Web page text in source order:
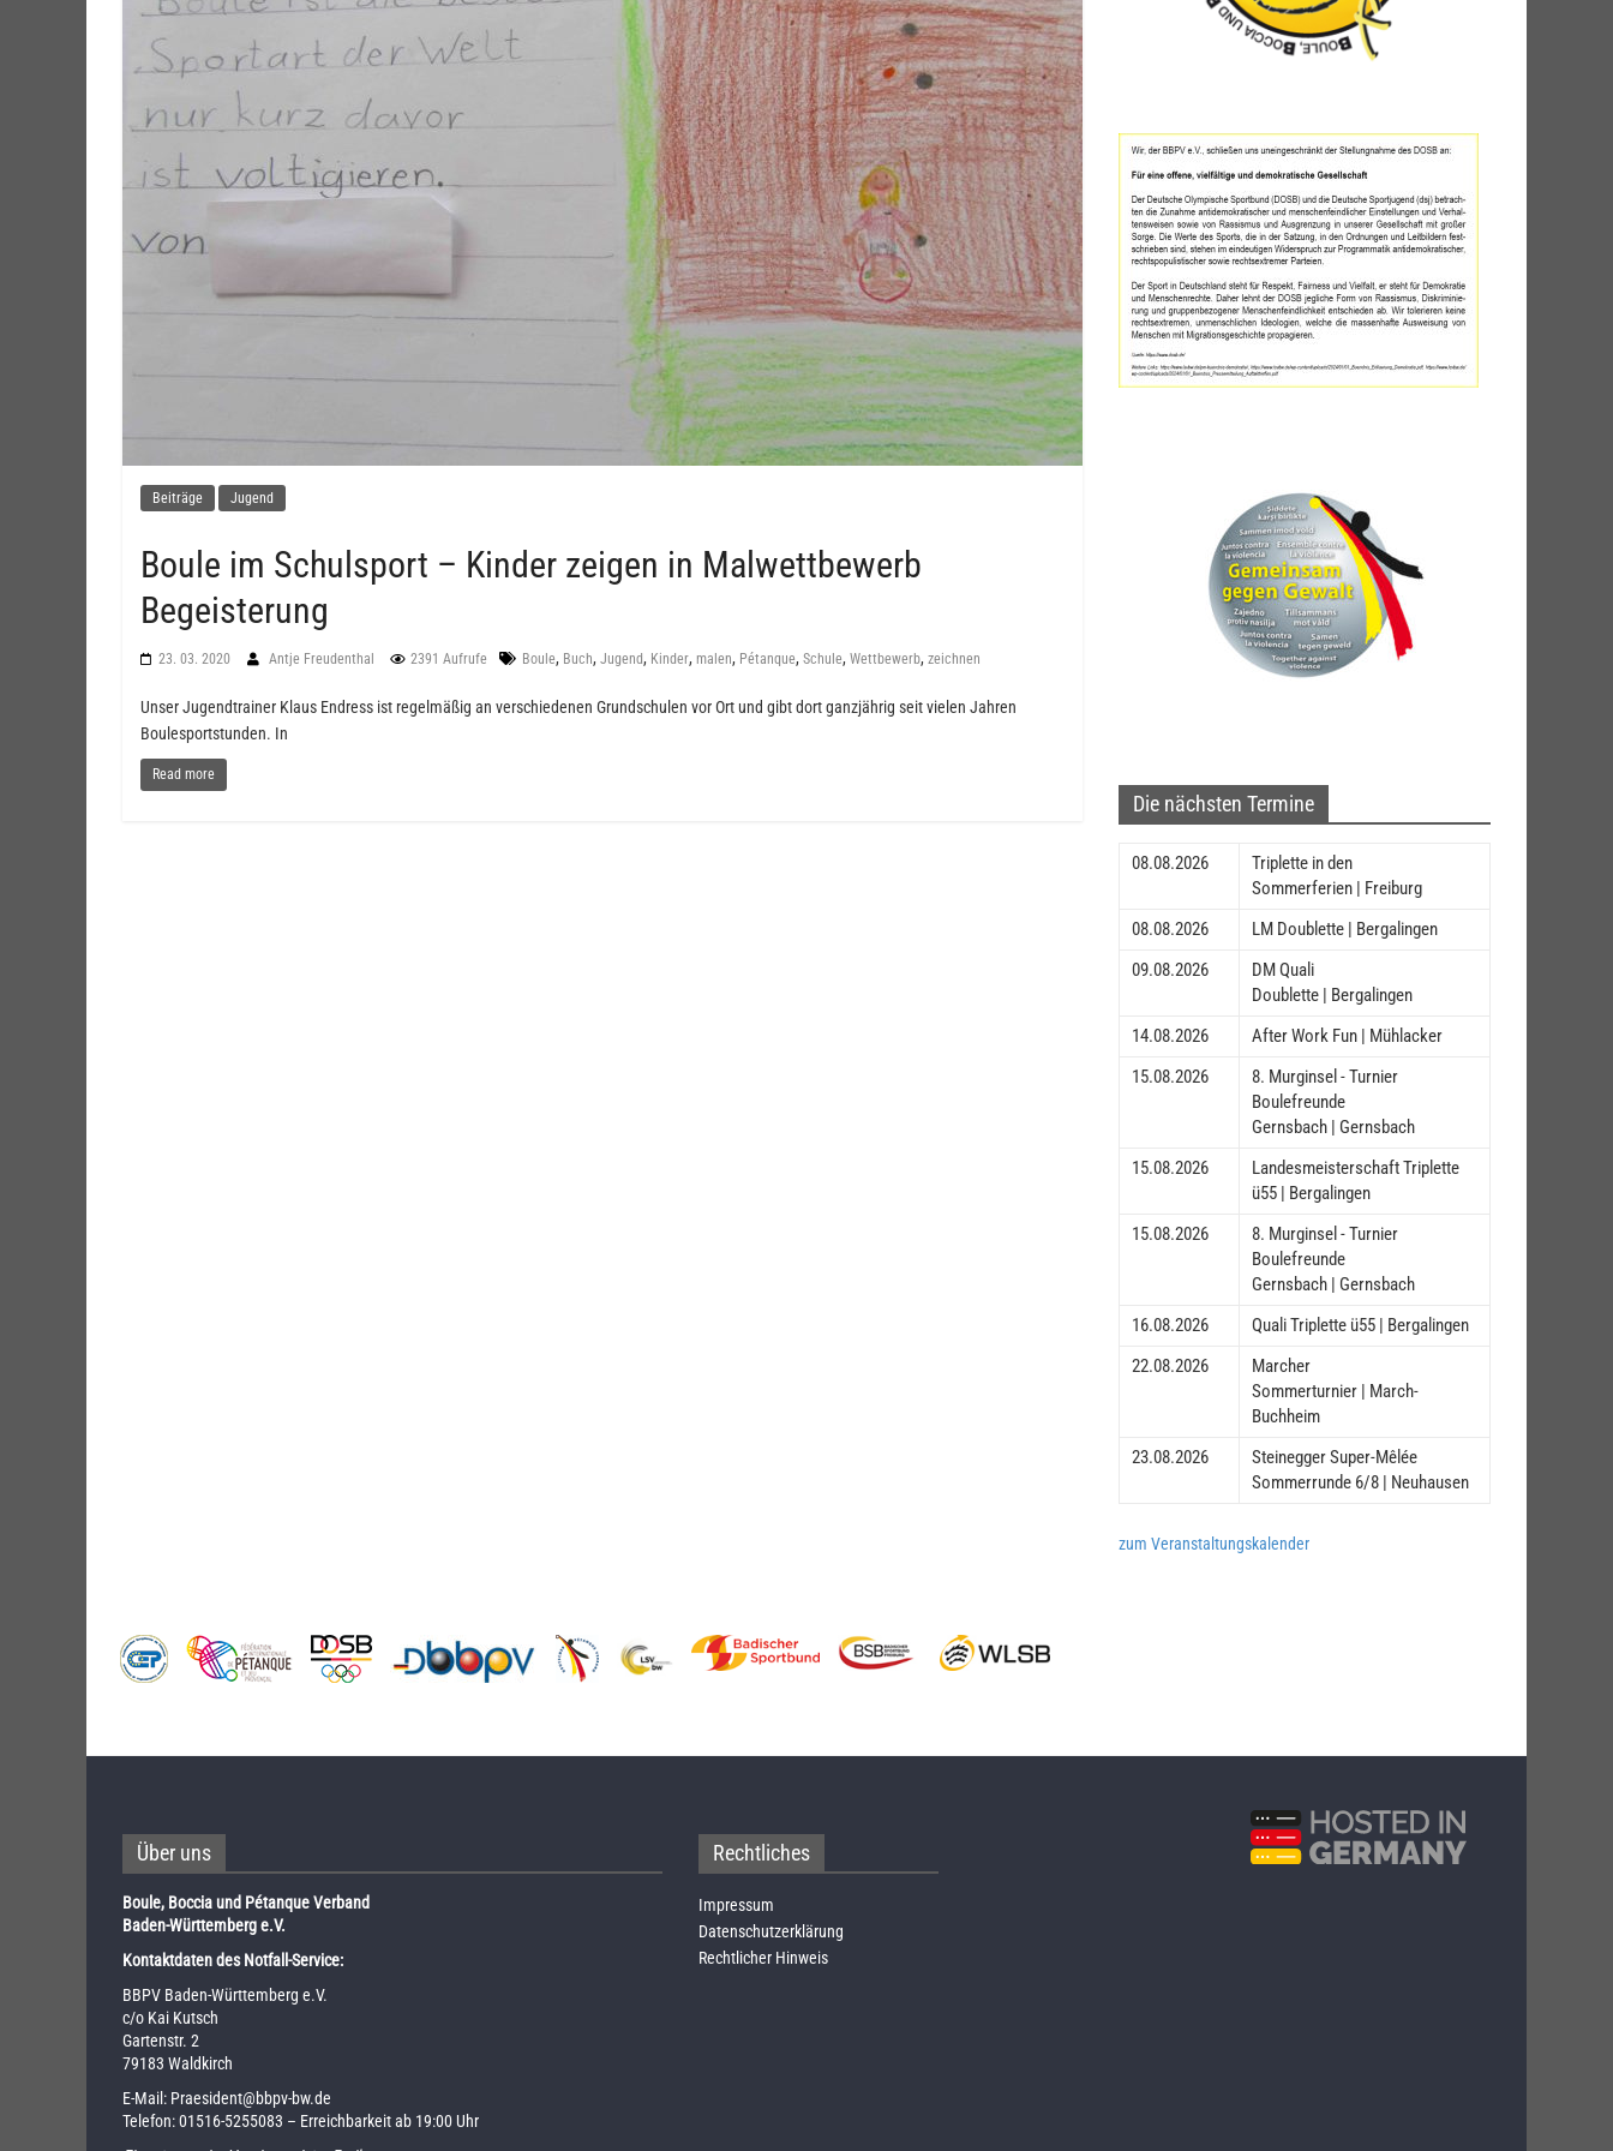
Beiträge Jugend
Boule im Schulsport – Kinder zeigen in Malwettbewerb
Begeisterung
23. 03. 2020 Antje Freudenthal 2391 Aufrufe Boule, Buch, Jugend, Kinder, malen, Pétanque, Schule, Wettbewerb, zeichnen
Unser Jugendtrainer Klaus Endress ist regelmäßig an verschiedenen Grundschulen vor Ort und gibt dort ganzjährig seit vielen Jahren
Boulesportstunden. In
Read more
Die nächsten Termine
08.08.2026
Triplette in den
Sommerferien | Freiburg
08.08.2026
LM Doublette | Bergalingen
09.08.2026
DM Quali
Doublette | Bergalingen
14.08.2026
After Work Fun | Mühlacker
15.08.2026
8. Murginsel - Turnier
Boulefreunde
Gernsbach | Gernsbach
15.08.2026
Landesmeisterschaft Triplette
ü55 | Bergalingen
15.08.2026
8. Murginsel - Turnier
Boulefreunde
Gernsbach | Gernsbach
16.08.2026
Quali Triplette ü55 | Bergalingen
22.08.2026
Marcher
Sommerturnier | March-
Buchheim
23.08.2026
Steinegger Super-Mêlée
Sommerrunde 6/8 | Neuhausen
zum Veranstaltungskalender
Über uns
Boule, Boccia und Pétanque Verband
Baden-Württemberg e.V.
Kontaktdaten des Notfall-Service:
BBPV Baden-Württemberg e.V.
c/o Kai Kutsch
Gartenstr. 2
79183 Waldkirch
E-Mail: Praesident@bbpv-bw.de
Telefon:01516-5255083 – Erreichbarkeit ab 19:00 Uhr
Rechtliches
Impressum
Datenschutzerklärung
Rechtlicher Hinweis